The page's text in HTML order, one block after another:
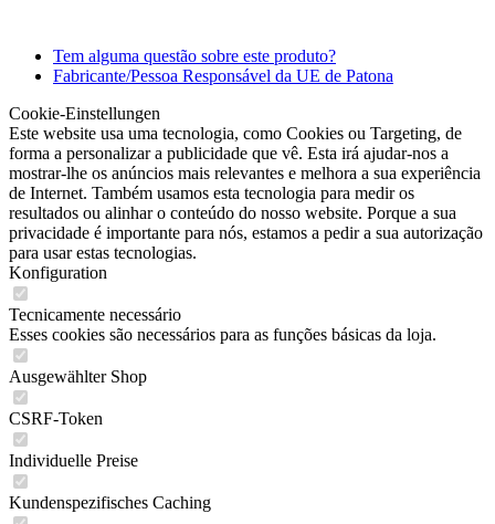
Tem alguma questão sobre este produto?
Fabricante/Pessoa Responsável da UE de Patona
Cookie-Einstellungen
Este website usa uma tecnologia, como Cookies ou Targeting, de
forma a personalizar a publicidade que vê. Esta irá ajudar-nos a
mostrar-lhe os anúncios mais relevantes e melhora a sua experiência
de Internet. Também usamos esta tecnologia para medir os
resultados ou alinhar o conteúdo do nosso website. Porque a sua
privacidade é importante para nós, estamos a pedir a sua autorização
para usar estas tecnologias.
Konfiguration
Tecnicamente necessário
Esses cookies são necessários para as funções básicas da loja.
Ausgewählter Shop
CSRF-Token
Individuelle Preise
Kundenspezifisches Caching